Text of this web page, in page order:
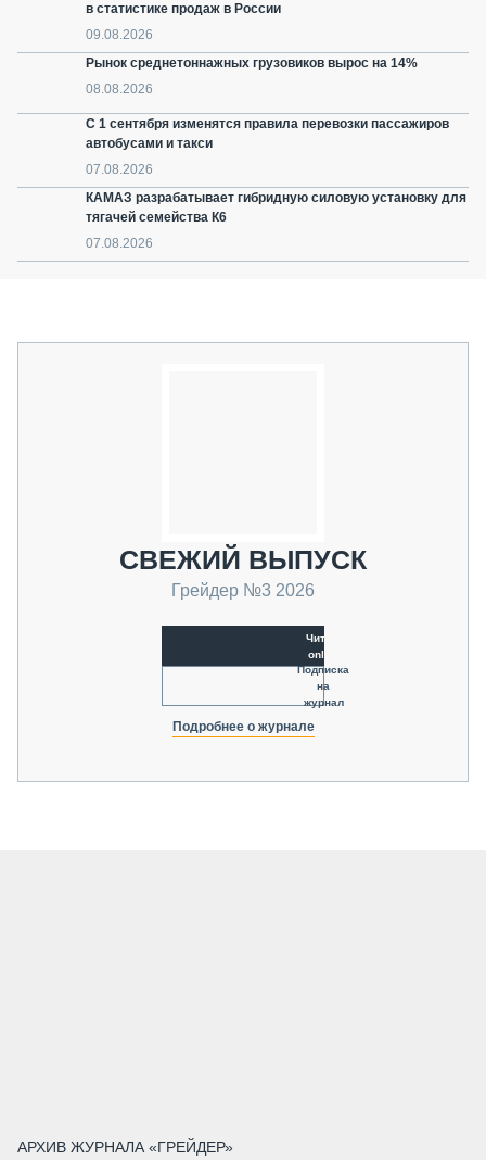
в статистике продаж в России
09.08.2026
Рынок среднетоннажных грузовиков вырос на 14%
08.08.2026
С 1 сентября изменятся правила перевозки пассажиров
автобусами и такси
07.08.2026
КАМАЗ разрабатывает гибридную силовую установку для
тягачей семейства К6
07.08.2026
СВЕЖИЙ ВЫПУСК
Грейдер №3 2026
Читать
online
Подписка
на
журнал
Подробнее о журнале
АРХИВ ЖУРНАЛА «ГРЕЙДЕР»